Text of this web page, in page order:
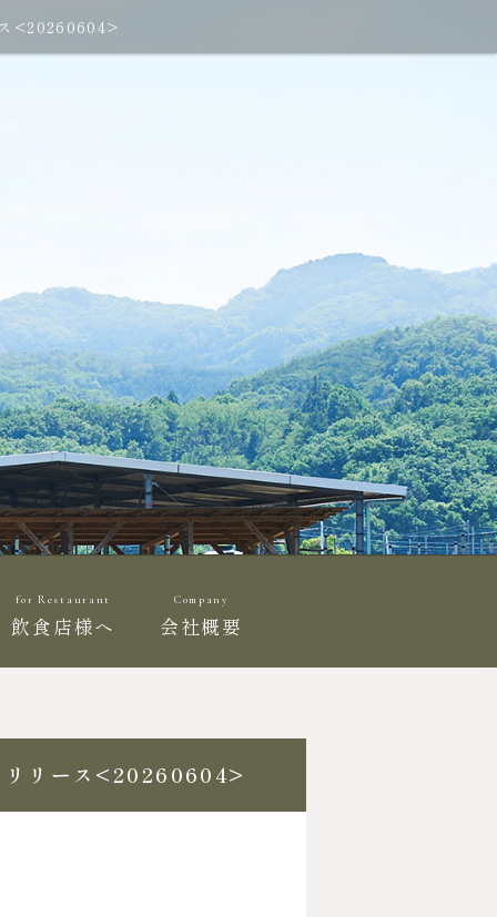
<20260604>
for Restaurant
飲食店様へ
Company
会社概要
リリース<20260604>